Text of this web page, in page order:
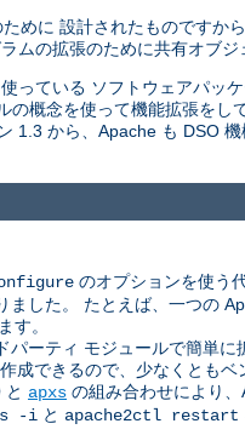
めに 設計されたものですか
の拡張のために共有オブ
っている ソフトウェアパッ
の概念を使って機能拡張を
1.3 から、Apache も DSO
のオプションを使う
した。 たとえば、一つの
す。
ーティ モジュールで簡単
成できるので、少なくともベ
apxs の組み合わせにより
-i と apache2ctl restart